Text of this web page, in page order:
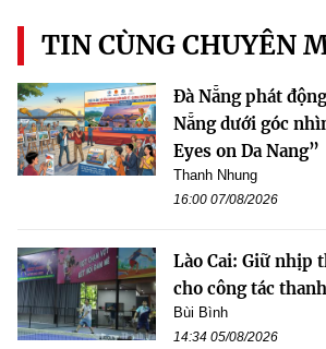
TIN CÙNG CHUYÊN
Đà Nẵng phát
Nẵng dưới góc
Eyes on Da Nang”
Thanh Nhung
16:00 07/08/2026
Lào Cai: Giữ nhịp
cho công tác
Bùi Bình
14:34 05/08/2026